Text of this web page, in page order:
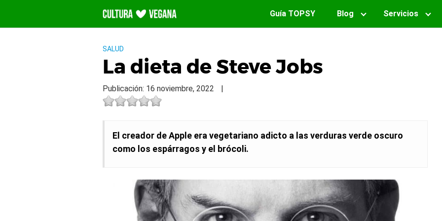
contenido
Guía TOPSY Blog Servicios
SALUD
La dieta de Steve Jobs
Publicación: 16 noviembre, 2022 |
El creador de Apple era vegetariano adicto a las verduras verde oscuro
como los espárragos y el brócoli.